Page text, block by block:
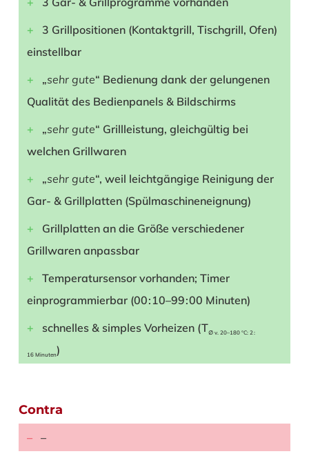
3 Grillpositionen (Kontaktgrill, Tischgrill, Ofen)
einstellbar
„sehr gute“ Bedienung dank der gelungenen
Qualität des Bedienpanels & Bildschirms
„sehr gute“ Grillleistung, gleichgültig bei
welchen Grillwaren
„sehr gute“, weil leichtgängige Reinigung der
Gar- & Grillplatten (Spülmaschineneignung)
Grillplatten an die Größe verschiedener
Grillwaren anpassbar
Temperatursensor vorhanden; Timer
einprogrammierbar (00 : 10–99 : 00 Minuten)
schnelles & simples Vorheizen (T∅ v. 20–180 °C: 2 :
16 Minuten)
Contra
–